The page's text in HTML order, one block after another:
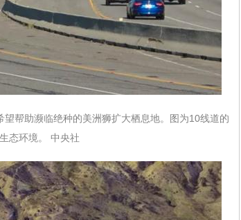
帮助濒临绝种的美洲狮扩大栖息地。图为10线道的
态环境。 中央社